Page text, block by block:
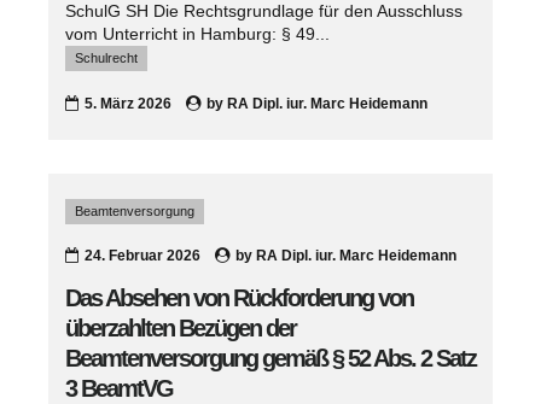
SchulG SH Die Rechtsgrundlage für den Ausschluss
vom Unterricht in Hamburg: § 49...
Schulrecht
5. März 2026 byRA Dipl. iur. Marc Heidemann
Beamtenversorgung
24. Februar 2026 by RA Dipl. iur. Marc Heidemann
Das Absehen von Rückforderung von
überzahlten Bezügen der
Beamtenversorgung gemäß § 52 Abs. 2 Satz
3 BeamtVG